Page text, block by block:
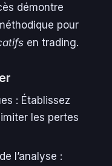
démontre
pour
en trading.
: Établissez
les pertes
l’analyse :